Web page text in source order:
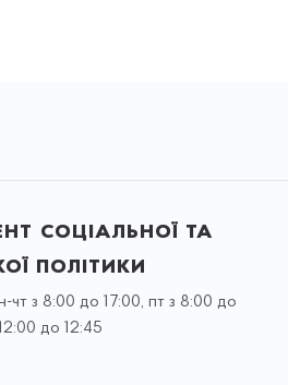
соціальної та
політики
чт з 8:00 до 17:00, пт з 8:00 до
до 12:45